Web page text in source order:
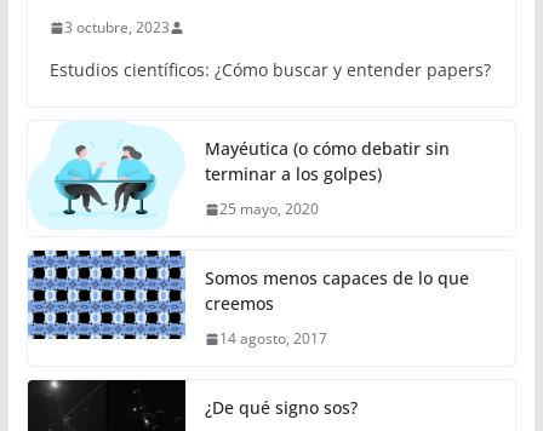
3 octubre, 2023
Estudios científicos: ¿Cómo buscar y entender papers?
Mayéutica (o cómo debatir sin
terminar a los golpes)
25 mayo, 2020
Somos menos capaces de lo que
creemos
14 agosto, 2017
¿De qué signo sos?